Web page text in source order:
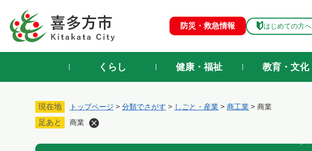
先
防災・救急情報 はじめての方へ
くらし 健康・福祉 教育・文化
現在地 トップページ > 分類でさがす > しごと・産業 > 商工業 > 商業
足あと
商業